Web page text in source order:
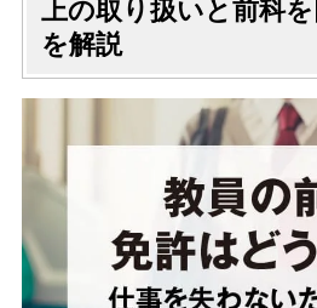
ホームに戻る
刑事事件 でお困りの方
刑事事件の無料相談
上の取り扱いと前科
を解説